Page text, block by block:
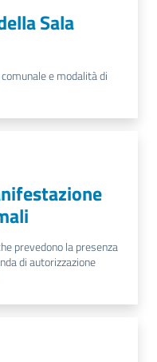
Sala
e modalità di
prevedono la presenza
di autorizzazione